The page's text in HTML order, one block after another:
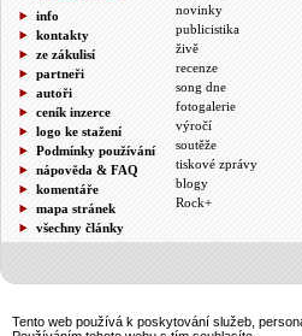
info
kontakty
ze zákulisí
partneři
autoři
ceník inzerce
logo ke stažení
Podmínky používání
nápověda & FAQ
komentáře
mapa stránek
všechny články
novinky
publicistika
živě
recenze
song dne
fotogalerie
výročí
soutěže
tiskové zprávy
blogy
Rock+
Tento web používá k poskytování služeb,